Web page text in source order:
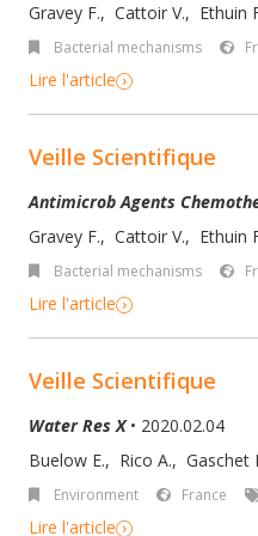
Gravey F., Cattoir V., Ethuin
Bacterial mechanisms
Lire l'article
Veille Scientifique
Antimicrob Agents
Gravey F., Cattoir V., Ethuin
Bacterial mechanisms
Lire l'article
Veille Scientifique
Water Res X• 2020.02.04
Buelow E., Rico A., Gaschet
Environment France
Lire l'article